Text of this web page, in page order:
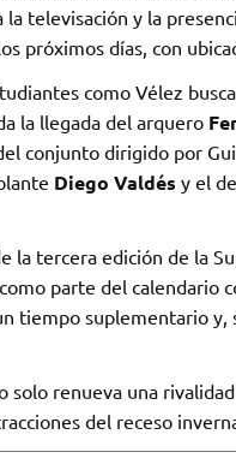
televisación y la
próximos días, con
como Vélez
la llegada del arquero
conjunto dirigido por
Diego Valdés y el
la tercera edición de la
parte del calendario
tiempo suplementario
solo renueva una
del receso